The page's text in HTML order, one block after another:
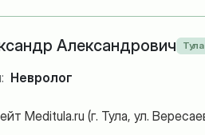
Александрович Тула
Невролог
Meditula.ru (г. Тула, ул.